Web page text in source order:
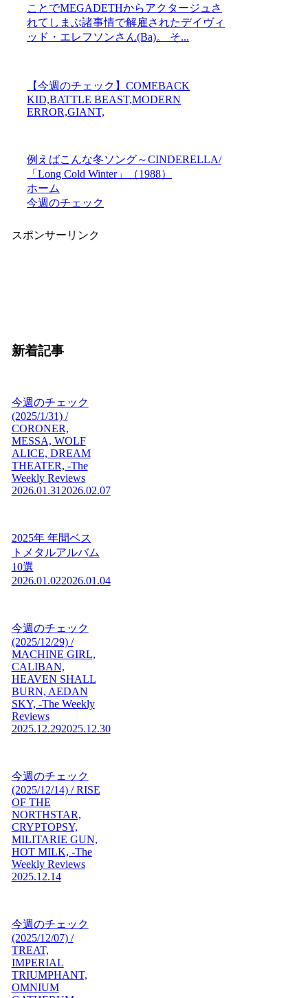
ことでMEGADETHからアクタージュさ
れてしまぶ諸事情で解雇されたデイヴィ
ッド・エレフソンさん(Ba)。 そ...
【今週のチェック】COMEBACK
KID,BATTLE BEAST,MODERN
ERROR,GIANT,
例えばこんな冬ソング～CINDERELLA/
「Long Cold Winter」（1988）
ホーム
今週のチェック
スポンサーリンク
新着記事
今週のチェック
(2025/1/31) /
CORONER,
MESSA, WOLF
ALICE, DREAM
THEATER, -The
Weekly Reviews
2026.01.312026.02.07
2025年 年間ベス
トメタルアルバム
10選
2026.01.022026.01.04
今週のチェック
(2025/12/29) /
MACHINE GIRL,
CALIBAN,
HEAVEN SHALL
BURN, AEDAN
SKY, -The Weekly
Reviews
2025.12.292025.12.30
今週のチェック
(2025/12/14) / RISE
OF THE
NORTHSTAR,
CRYPTOPSY,
MILITARIE GUN,
HOT MILK, -The
Weekly Reviews
2025.12.14
今週のチェック
(2025/12/07) /
TREAT,
IMPERIAL
TRIUMPHANT,
OMNIUM